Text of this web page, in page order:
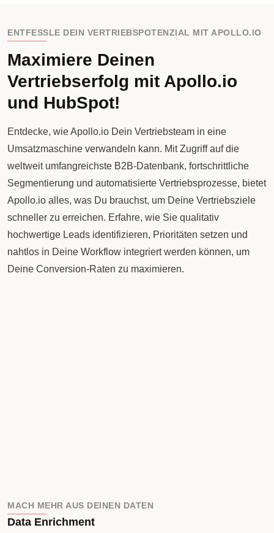
ENTFESSLE DEIN VERTRIEBSPOTENZIAL MIT APOLLO.IO
Maximiere Deinen
Vertriebserfolg mit Apollo.io
und HubSpot!
Entdecke, wie Apollo.io Dein Vertriebsteam in eine
Umsatzmaschine verwandeln kann. Mit Zugriff auf die
weltweit umfangreichste B2B-Datenbank, fortschrittliche
Segmentierung und automatisierte Vertriebsprozesse, bietet
Apollo.io alles, was Du brauchst, um Deine Vertriebsziele
schneller zu erreichen. Erfahre, wie Sie qualitativ
hochwertige Leads identifizieren, Prioritäten setzen und
nahtlos in Deine Workflow integriert werden können, um
Deine Conversion-Raten zu maximieren.
MACH MEHR AUS DEINEN DATEN
Data Enrichment